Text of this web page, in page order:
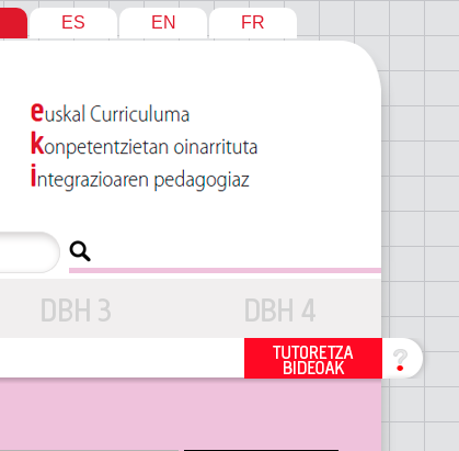
ES EN FR